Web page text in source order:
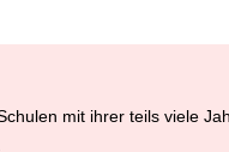
mit ihrer teils viele